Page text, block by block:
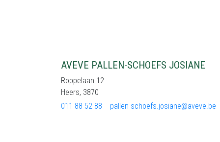
AVEVE PALLEN-SCHOEFS JOSIANE
Roppelaan 12
Heers, 3870
011 88 52 88
pallen-schoefs.josiane@aveve.be